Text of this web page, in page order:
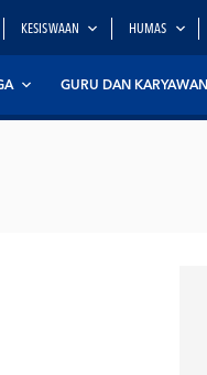
KESISWAAN HUMAS
GURU DAN KARYAWAN